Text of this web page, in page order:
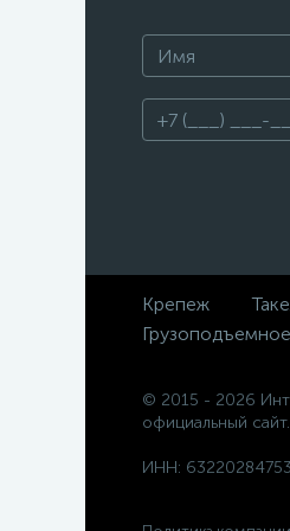
Крепеж
© 2015 - 2026
официальный
ИНН: